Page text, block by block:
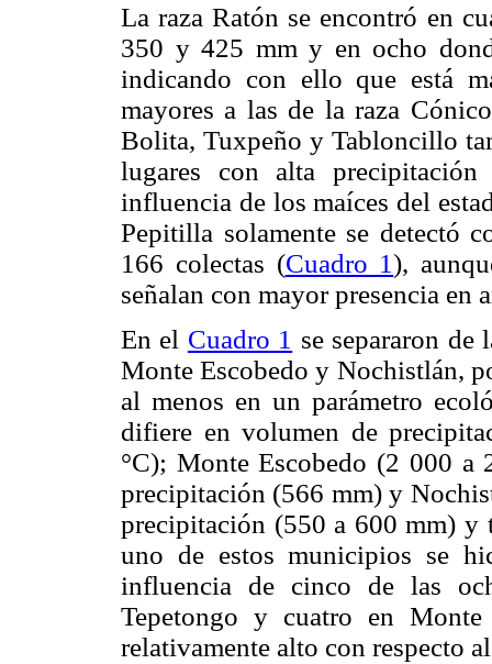
La raza Ratón se encontró en
350 y 425 mm y en ocho
indicando con ello que está
mayores a las de la raza
Bolita, Tuxpeño y Tabloncillo
lugares con alta
influencia de los maíces del
Pepitilla solamente se detectó
166 colectas (Cuadro 1),
señalan con mayor presencia en
En el Cuadro 1 se separaron de
Monte Escobedo y Nochistlán,
al menos en un parámetro
difiere en volumen de
°C); Monte Escobedo (2 000
precipitación (566 mm) y
precipitación (550 a 600 mm) y
uno de estos municipios se
influencia de cinco de las
Tepetongo y cuatro en
relativamente alto con respecto